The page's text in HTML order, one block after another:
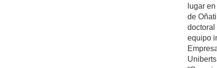
lugar
de
doctoral
equipo